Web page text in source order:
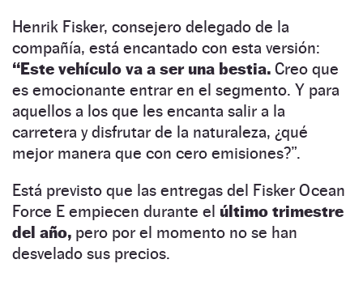
Henrik Fisker, consejero delegado de la
compañía, está encantado con esta versión:
“Este vehículo va a ser una bestia. Creo que
es emocionante entrar en el segmento. Y para
aquellos a los que les encanta salir a la
carretera y disfrutar de la naturaleza, ¿qué
mejor manera que con cero emisiones?”.
Está previsto que las entregas del Fisker Ocean
Force E empiecen durante el último trimestre
del año, pero por el momento no se han
desvelado sus precios.